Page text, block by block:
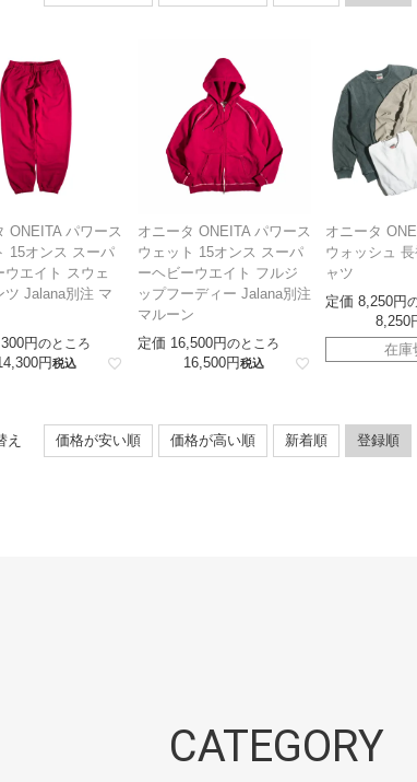
ONEITA パワース
15オンス スーパ
ウエイト スウェ
ツ Jalana別注 マ
のところ
税込
オニータ ONEITA パワース
ウェット 15オンス スーパ
ーヘビーウエイト フルジ
ップフーディー Jalana別注
マルーン
定価 16,500 のところ
16,500 税込
オニータ
ウォッシュ
ャツ
定価 8,250
8,250
在庫
え 価格が安い順 価格が高い順 新着順 登録順
CATEGORY